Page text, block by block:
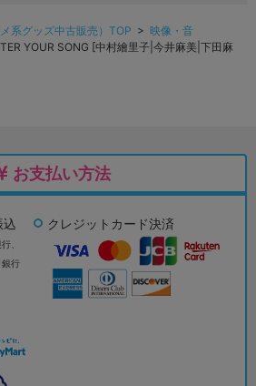
系グッズ中古販売）TOP > 映像・音
YOUR SONG [中村繪里子|今井麻美|下田麻
お支払い方法
込
、
銀行
クレジットカード決済